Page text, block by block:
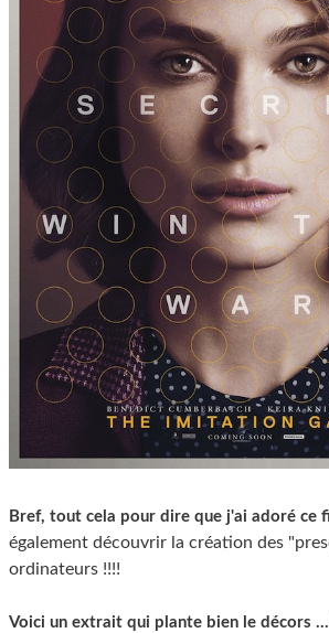
Bref, tout cela pour dire que j'ai adoré ce
également découvrir la création des
ordinateurs !!!!
Voici un extrait qui plante bien le décors ...